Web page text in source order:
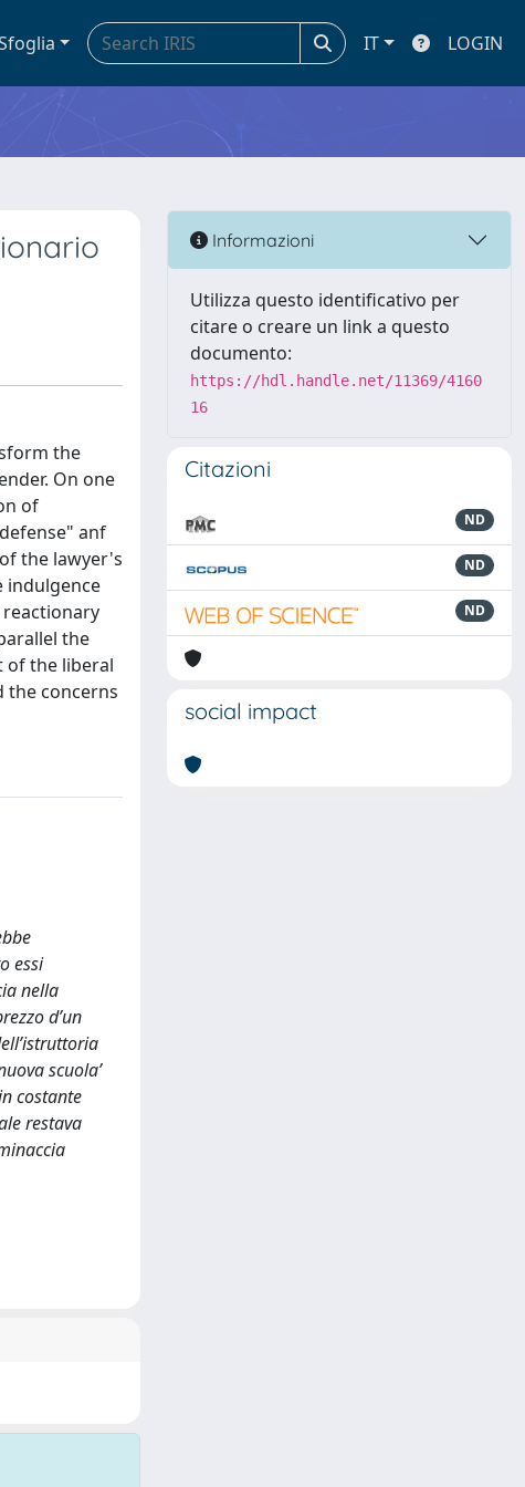
IT LOGIN
the
On one
of
anf
the lawyer's
indulgence
the
of the liberal
the concerns
essi
nella
d’un
scuola’
costante
restava
Informazioni
Utilizza questo identificativo per
citare o creare un link a questo
documento:
https://hdl.handle.net/11369/4160
16
Citazioni
ND
ND
ND
social impact